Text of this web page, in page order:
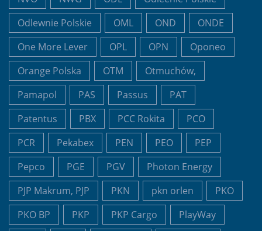
Odlewnie Polskie
OML OND
ONDE
One More Lever
OPL OPN
Oponeo
Orange Polska
OTM
Otmuchów,
Pamapol
PAS Passus
PAT
Patentus
PBX PCC Rokita
PCO
PCR
Pekabex PEN PEO
PEP
Pepco
PGE PGV
Photon Energy
PJP Makrum, PJP
PKN pkn orlen
PKO
PKO BP
PKP PKP Cargo
PlayWay